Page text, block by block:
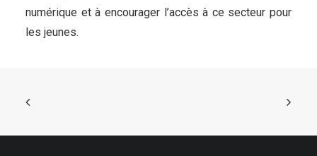
numérique et à encourager l’accès à ce secteur pour
les jeunes.